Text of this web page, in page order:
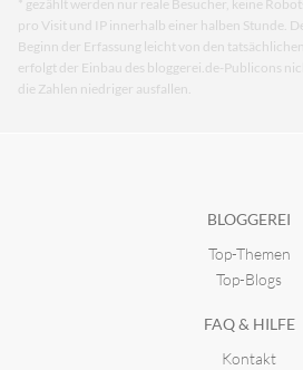
* gezählt werden nur reale Besucher, keine
pro Visit und IP innerhalb einer halben Stunde.
Beginn der Erfassung leicht von den
erfolgt der Einbau des bloggerei.de-Publicons
die Zahlen niedriger ausfallen.
BLOGGEREI
Top-Themen
Top-Blogs
FAQ & HILFE
Kontakt